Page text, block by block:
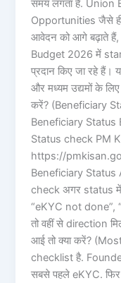
समय लगता है. Union
Opportunities जैसे
आवेदन को आगे बढ़ाते हैं,
Budget 2026 में
प्रदान किए जा रहे हैं।
और मध्यम उद्यमों के
करें? (Beneficiary
Beneficiary Status
Status check PM
https://
Beneficiary
check अगर status
“eKYC not done”,
तो वहीं से direction
आई तो क्या करें?
checklist है.
सबसे पहले eKYC.